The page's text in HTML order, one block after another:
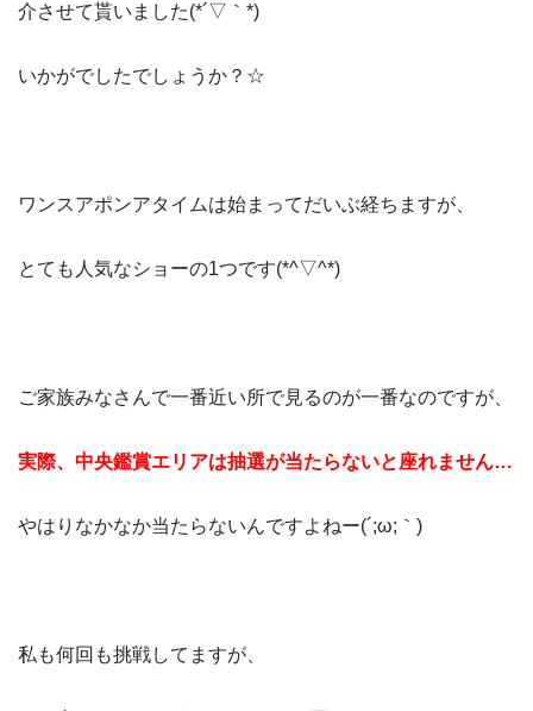
介させて貰いました(*´▽｀*)
いかがでしたでしょうか？☆
ワンスアポンアタイムは始まってだいぶ経ちますが、
とても人気なショーの1つです(*^▽^*)
ご家族みなさんで一番近い所で見るのが一番なのですが、
実際、中央鑑賞エリアは抽選が当たらないと座れません…
やはりなかなか当たらないんですよねー(´;ω;｀)
私も何回も挑戦してますが、